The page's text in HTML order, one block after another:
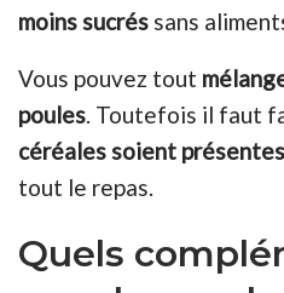
moins sucrés sans
Vous pouvez tout
poules. Toutefois il faut
céréales soient
tout le repas.
Quels